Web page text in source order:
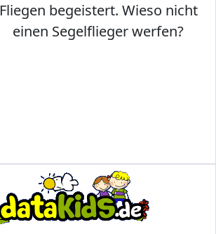
Fliegen begeistert. Wieso nicht
einen Segelflieger werfen?